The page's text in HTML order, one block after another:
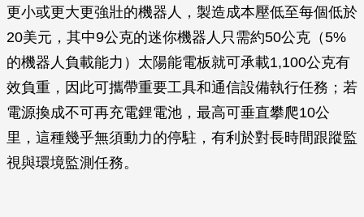
更小或更大更強壯的機器人，製造成本壓低至每個低於
20美元，其中9公克的迷你機器人只需約50公克（5%
的機器人負載能力）太陽能電板就可承載1,100公克有
效負重，因此可攜帶重要工具和通信設備執行任務；若
電源換成不可再充電鋰電池，最高可垂直攀爬10公
里，這種幾乎無須動力的停駐，有利於對長時間跟蹤監
視與環境監測任務。